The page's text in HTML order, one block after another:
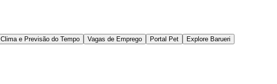
Clima e Previsão do Tempo Vagas de Emprego Portal Pet
Explore Barueri